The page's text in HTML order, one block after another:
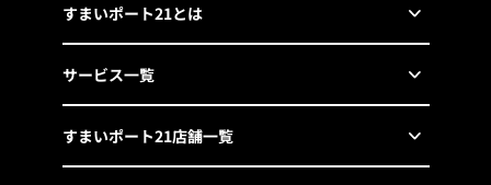
すまいポート21とは
サービス一覧
すまいポート21店舗一覧